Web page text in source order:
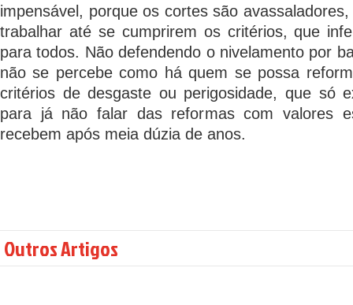
impensável, porque os cortes são
trabalhar até se cumprirem os critérios, que
para todos. Não defendendo o nivelamento por
não se percebe como há quem se possa
critérios de desgaste ou perigosidade, que só
para já não falar das reformas com valores
recebem após meia dúzia de anos.
Outros Artigos